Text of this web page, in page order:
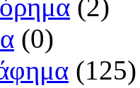
(2)
(0)
(125)